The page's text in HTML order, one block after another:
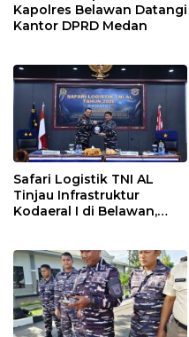
Kapolres Belawan Datangi
Kantor DPRD Medan
Safari Logistik TNI AL
Tinjau Infrastruktur
Kodaeral I di Belawan,